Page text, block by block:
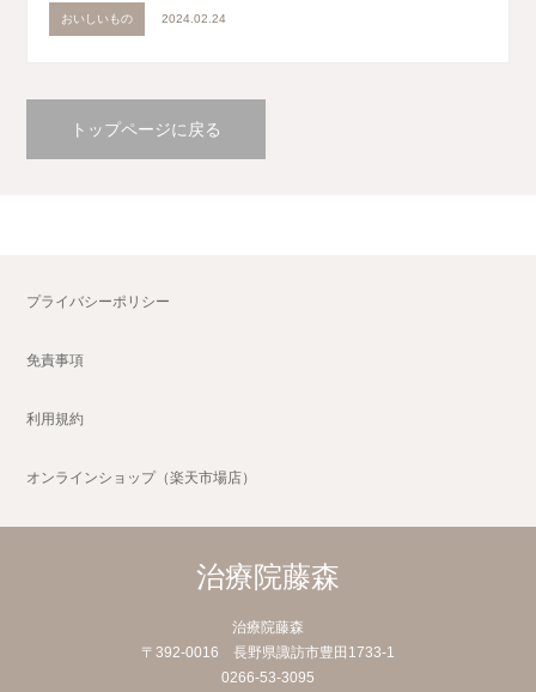
おいしいもの 2024.02.24
トップページに戻る
プライバシーポリシー
免責事項
利用規約
オンラインショップ（楽天市場店）
治療院藤森
治療院藤森
〒392-0016 長野県諏訪市豊田1733-1
0266-53-3095